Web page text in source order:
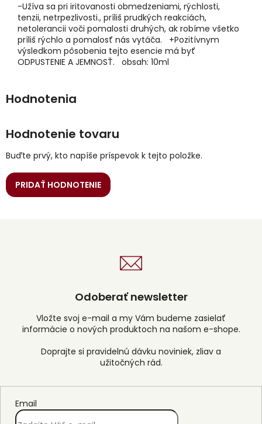
-Užíva sa pri iritovanosti obmedzeniami, rýchlosti,
tenzii, netrpezlivosti., príliš prudkých reakciách,
netolerancii voči pomalosti druhých, ak robíme všetko
príliš rýchlo a pomalosť nás vytáča. +Pozitívnym
výsledkom pôsobenia tejto esencie má byť
ODPUSTENIE A JEMNOSŤ. obsah: 10ml
Hodnotenie tovaru
Buďte prvý, kto napíše príspevok k tejto položke.
PRIDAŤ HODNOTENIE
Odoberať newsletter
Vložte svoj e-mail a my Vám budeme zasielať
informácie o nových produktoch na našom e-shope.
Email